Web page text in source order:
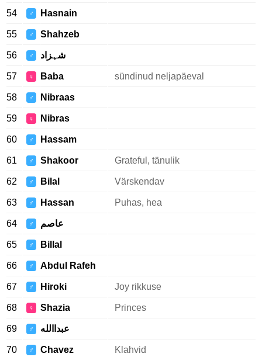
54 ♂ Hasnain
55 ♂ Shahzeb
56 ♂ شہزاد
57 ♀ Baba sündinud neljapäeval
58 ♂ Nibraas
59 ♀ Nibras
60 ♂ Hassam
61 ♂ Shakoor Grateful, tänulik
62 ♂ Bilal Värskendav
63 ♂ Hassan Puhas, hea
64 ♂ عاصم
65 ♂ Billal
66 ♂ Abdul Rafeh
67 ♂ Hiroki Joy rikkuse
68 ♀ Shazia Princes
69 ♂ عبداالله
70 ♂ Chavez Klahvid